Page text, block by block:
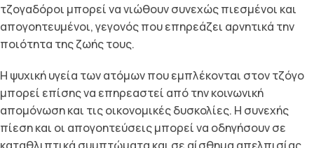
τζογαδόροι μπορεί να νιώθουν συνεχώς πιεσμένοι και
απογοητευμένοι, γεγονός που επηρεάζει αρνητικά την
ποιότητα της ζωής τους.
Η ψυχική υγεία των ατόμων που εμπλέκονται στον τζόγο
μπορεί επίσης να επηρεαστεί από την κοινωνική
απομόνωση και τις οικονομικές δυσκολίες. Η συνεχής
πίεση και οι απογοητεύσεις μπορεί να οδηγήσουν σε